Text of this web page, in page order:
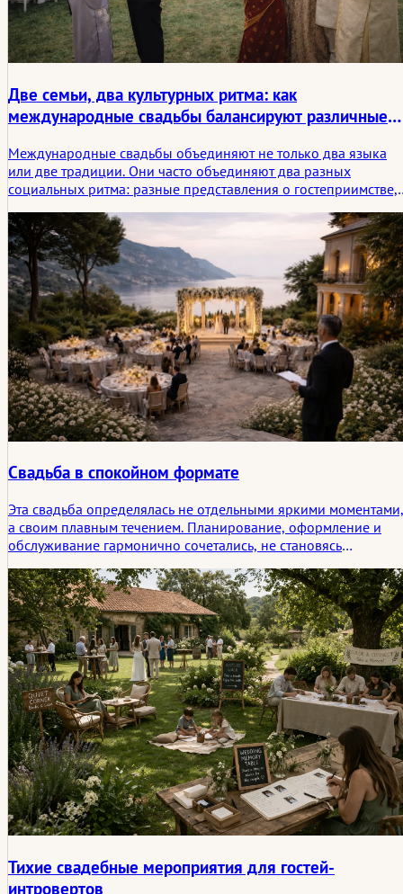
Две семьи, два культурных ритма: как
международные свадьбы балансируют различные
Международные свадьбы объединяют не только два языка
или две традиции. Они часто объединяют два разных
социальных ритма: разные представления о гостеприимстве,
значимости ритуалов и о том, какой должна быть свадьба по
ощущениям. В этой статье рассматривается, как пары
балансируют эти различия, не сглаживая ни одну из сторон.
Свадьба в спокойном формате
Эта свадьба определялась не отдельными яркими моментами,
а своим плавным течением. Планирование, оформление и
обслуживание гармонично сочетались, не становясь
ощущался естественным и на протяжении всего времени был
наполнен спокойствием, близостью и надежностью.
Тихие свадебные мероприятия для гостей-
интровертов